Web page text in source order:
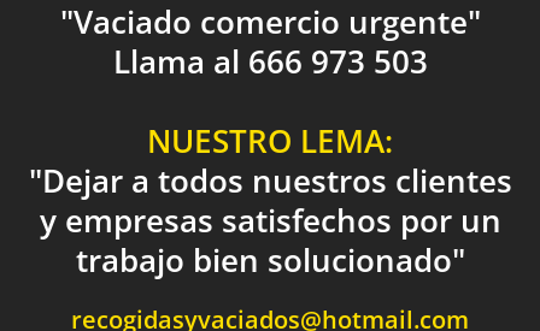
"Vaciado comercio urgente"
Llama al 666 973 503
NUESTRO LEMA:
"Dejar a todos nuestros clientes
y empresas satisfechos por un
trabajo bien solucionado"
recogidasyvaciados@hotmail.com